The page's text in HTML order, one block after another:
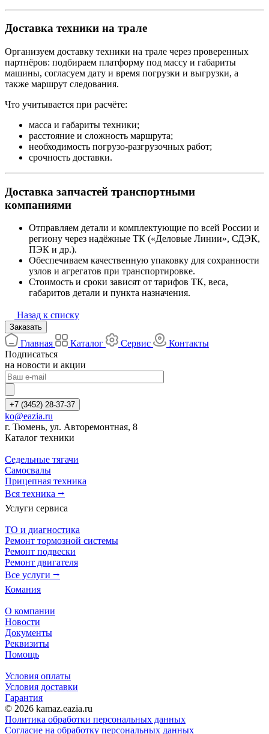
Доставка техники на трале
Организуем доставку техники на трале через проверенных
партнёров: подбираем платформу под массу и габариты
машины, согласуем дату и время погрузки и выгрузки, а
также маршрут следования.
Что учитывается при расчёте:
масса и габариты техники;
расстояние и сложность маршрута;
необходимость погрузо-разгрузочных работ;
срочность доставки.
Доставка запчастей транспортными
компаниями
Отправляем детали и комплектующие по всей России и
региону через надёжные ТК («Деловые Линии», СДЭК,
ПЭК и др.).
Обеспечиваем качественную упаковку для сохранности
узлов и агрегатов при транспортировке.
Стоимость и сроки зависят от тарифов ТК, веса,
габаритов детали и пункта назначения.
Назад к списку
Заказать
Главная Каталог Сервис
Контакты
Подписаться
на новости и акции
+7 (3452) 28-37-37
ko@eazia.ru
г. Тюмень, ул. Авторемонтная, 8
Каталог техники
Седельные тягачи
Самосвалы
Прицепная техника
Вся техника ⭢
Услуги сервиса
ТО и диагностика
Ремонт тормозной системы
Ремонт подвески
Ремонт двигателя
Все услуги ⭢
Комания
О компании
Новости
Документы
Реквизиты
Помощь
Условия оплаты
Условия доставки
Гарантия
© 2026 kamaz.eazia.ru
Политика обработки персональных данных
Согласие на обработку персональных данных